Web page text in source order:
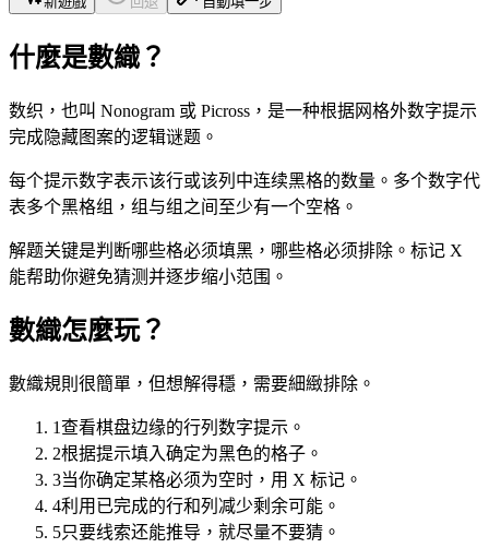
什麼是數織？
数织，也叫 Nonogram 或 Picross，是一种根据网格外数字提示
完成隐藏图案的逻辑谜题。
每个提示数字表示该行或该列中连续黑格的数量。多个数字代
表多个黑格组，组与组之间至少有一个空格。
解题关键是判断哪些格必须填黑，哪些格必须排除。标记 X
能帮助你避免猜测并逐步缩小范围。
數織怎麼玩？
數織規則很簡單，但想解得穩，需要細緻排除。
1 查看棋盘边缘的行列数字提示。
2根据提示填入确定为黑色的格子。
3当你确定某格必须为空时，用 X 标记。
4利用已完成的行和列减少剩余可能。
5只要线索还能推导，就尽量不要猜。